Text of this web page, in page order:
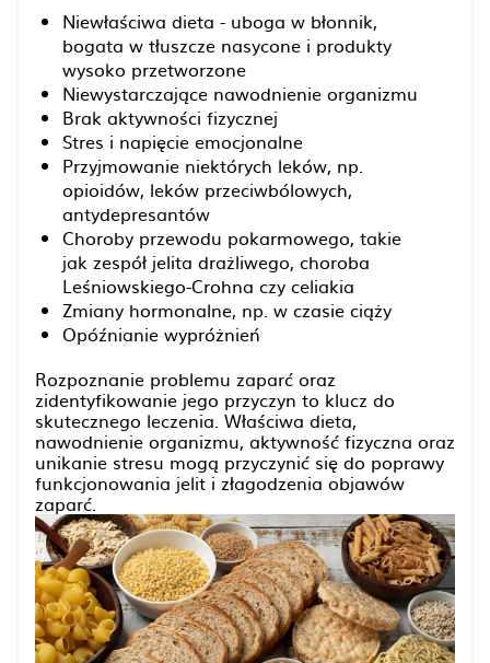
Niewłaściwa dieta - uboga w błonnik,
bogata w tłuszcze nasycone i produkty
wysoko przetworzone
Niewystarczające nawodnienie organizmu
Brak aktywności fizycznej
Stres i napięcie emocjonalne
Przyjmowanie niektórych leków, np.
opioidów, leków przeciwbólowych,
antydepresantów
Choroby przewodu pokarmowego, takie
jak zespół jelita drażliwego, choroba
Leśniowskiego-Crohna czy celiakia
Zmiany hormonalne, np. w czasie ciąży
Opóźnianie wypróżnień
Rozpoznanie problemu zaparć oraz
zidentyfikowanie jego przyczyn to klucz do
skutecznego leczenia. Właściwa dieta,
nawodnienie organizmu, aktywność fizyczna oraz
unikanie stresu mogą przyczynić się do poprawy
funkcjonowania jelit i złagodzenia objawów
zaparć.